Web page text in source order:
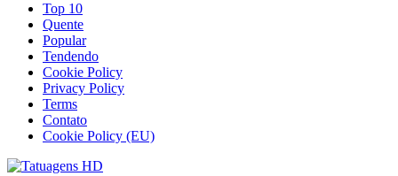
Top 10
Quente
Popular
Tendendo
Cookie Policy
Privacy Policy
Terms
Contato
Cookie Policy (EU)